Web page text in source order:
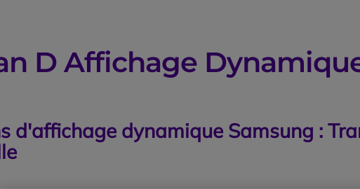
D Affichage
d'affichage dynamique Samsung :